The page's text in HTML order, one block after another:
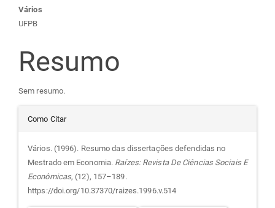
Conteúdo
do
artigo
principal
Vários
UFPB
Resumo
Sem resumo.
Detalhes
do
artigo
Como Citar
Vários. (1996). Resumo das dissertações defendidas no
Mestrado em Economia. Raízes: Revista De Ciências Sociais E
Econômicas, (12), 157–189.
https://doi.org/10.37370/raizes.1996.v.514